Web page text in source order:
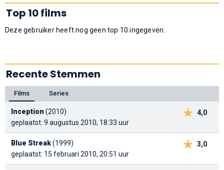
Top 10 films
Deze gebruiker heeft nog geen top 10 ingegeven.
Recente Stemmen
Films Series
4,0
Inception (2010)
geplaatst: 9 augustus 2010, 18:33 uur
3,0
Blue Streak(1999)
geplaatst: 15 februari 2010, 20:51 uur